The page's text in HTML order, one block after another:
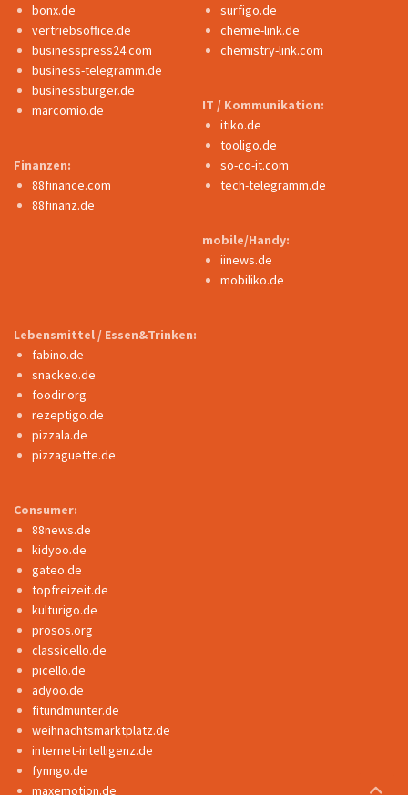
bonx.de
vertriebsoffice.de
businesspress24.com
business-telegramm.de
businessburger.de
marcomio.de
Finanzen:
88finance.com
88finanz.de
surfigo.de
chemie-link.de
chemistry-link.com
IT / Kommunikation:
itiko.de
tooligo.de
so-co-it.com
tech-telegramm.de
mobile/Handy:
iinews.de
mobiliko.de
Lebensmittel / Essen&Trinken:
fabino.de
snackeo.de
foodir.org
rezeptigo.de
pizzala.de
pizzaguette.de
Consumer:
88news.de
kidyoo.de
gateo.de
topfreizeit.de
kulturigo.de
prosos.org
classicello.de
picello.de
adyoo.de
fitundmunter.de
weihnachtsmarktplatz.de
internet-intelligenz.de
fynngo.de
maxemotion.de